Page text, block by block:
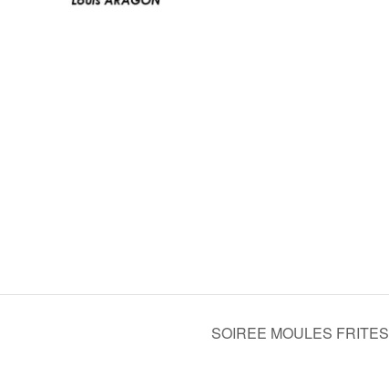
SOIREE MOULES FRITES